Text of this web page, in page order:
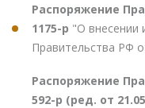
Распоряжение
1175-р "О внесении
Правительства РФ
Распоряжение
592-р (ред. от